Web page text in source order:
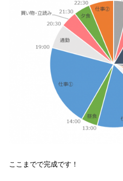
ここまでで完成です！